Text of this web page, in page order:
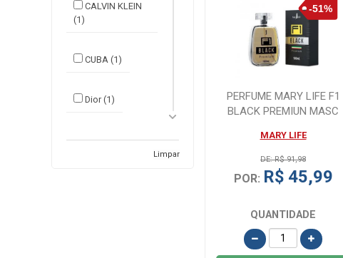
CALVIN KLEIN
(1)
CUBA (1)
Dior (1)
Eudora (1)
Limpar
PERFUME MARY LIFE F1
BLACK PREMIUN MASC
MARY LIFE
DE: R$ 91,98
POR: R$ 45,99
QUANTIDADE